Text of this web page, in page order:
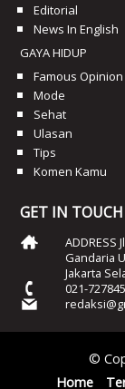
Editorial
News In English
GAYA HIDUP
Famous Opinion
Mode
Sehat
Ulasan
Tips
Komen Kamu
GET IN TOUCH
ADDRESS
Gandaria
Jakarta
021-
©
Home